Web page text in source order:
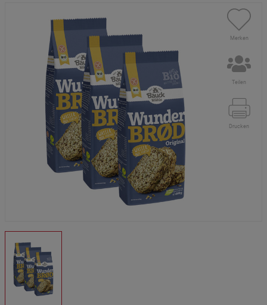
Merken
Teilen
Drucken